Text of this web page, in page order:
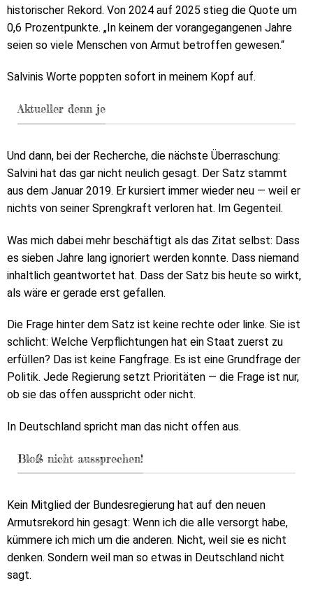
historischer Rekord. Von 2024 auf 2025 stieg die Quote um
0,6 Prozentpunkte. „In keinem der vorangegangenen Jahre
seien so viele Menschen von Armut betroffen gewesen.“
Salvinis Worte poppten sofort in meinem Kopf auf.
Aktueller denn je
Und dann, bei der Recherche, die nächste Überraschung:
Salvini hat das gar nicht neulich gesagt. Der Satz stammt
aus dem Januar 2019. Er kursiert immer wieder neu — weil er
nichts von seiner Sprengkraft verloren hat. Im Gegenteil.
Was mich dabei mehr beschäftigt als das Zitat selbst: Dass
es sieben Jahre lang ignoriert werden konnte. Dass niemand
inhaltlich geantwortet hat. Dass der Satz bis heute so wirkt,
als wäre er gerade erst gefallen.
Die Frage hinter dem Satz ist keine rechte oder linke. Sie ist
schlicht: Welche Verpflichtungen hat ein Staat zuerst zu
erfüllen? Das ist keine Fangfrage. Es ist eine Grundfrage der
Politik. Jede Regierung setzt Prioritäten — die Frage ist nur,
ob sie das offen ausspricht oder nicht.
In Deutschland spricht man das nicht offen aus.
Bloß nicht aussprechen!
Kein Mitglied der Bundesregierung hat auf den neuen
Armutsrekord hin gesagt: Wenn ich die alle versorgt habe,
kümmere ich mich um die anderen. Nicht, weil sie es nicht
denken. Sondern weil man so etwas in Deutschland nicht
sagt.